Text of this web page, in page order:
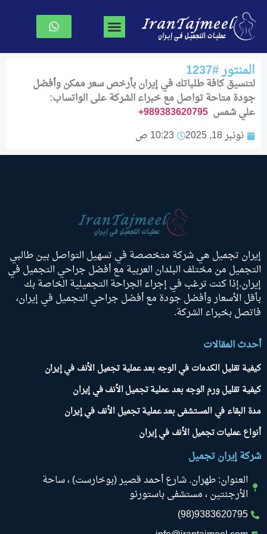
المنتور #1237
لتنسیق كافة طلباتك في إيران بأرخص سعر ممكن وأفضل
جودة متاحة تواصل مع خبراء الشركة على الواتساب:
علي شمس 989383620795
+
نونبر 18, 2025
10:23 ص
إيران تجميل هي شركة متخصصة في تسهيل التواصل بين طالبي
التجميل من مختلف البلدان العربية مع أفضل جراحي التجميل في
إيران.إذا كنت ترغب في إجراء الجراحة التجميلية الخاصة بك
بأقل الأسعار وأفضل جودة مع أفضل جراحي التجميل في إيران،
فاتصل بخبراء الشركة.
أحدث المقالات
كيفية تقليل الكدمات في الوجه بعد عملية تجميل الأنف في إيران
كيفية تقليل ورم الوجه بعد عملية تجميل الأنف في إيران
مدة البقاء في المستشفى بعد عملية تجميل الأنف في إيران
أنواع عمليات تجميل الأنف في إيران
شركة إيران تجميل
العنوان: طهران. شارع أحمد قصير (بوخارست) ، ساحة
الأرجنتين ، مستشفى باستورنو
9383620795(98)